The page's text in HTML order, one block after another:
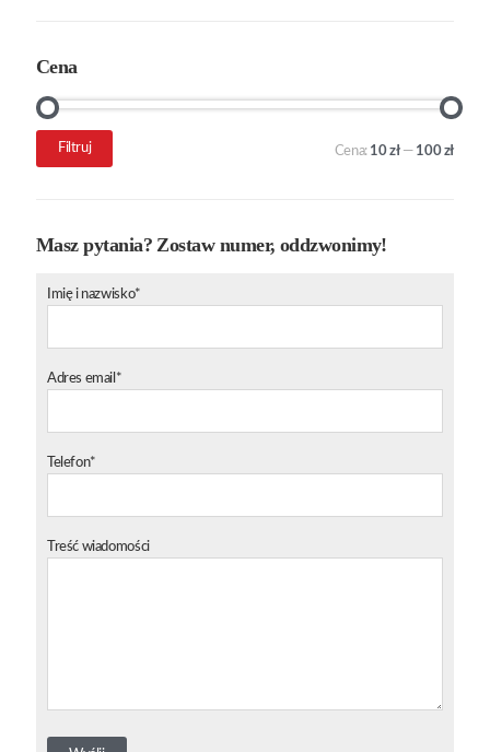
Cena
Cena
Cena
Filtruj Cena: 10 zł— 100 zł
Masz pytania? Zostaw numer, oddzwonimy!
Imię i nazwisko*
Adres email*
Telefon*
Treść wiadomości